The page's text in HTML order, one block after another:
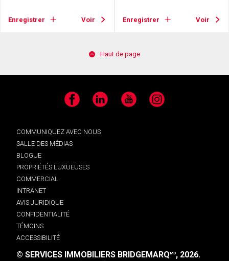
Enregistrer Voir Enregistrer Voir
Haut de page
Facebook LinkedIn YouTube Instagram
COMMUNIQUEZ AVEC NOUS
SALLE DES MÉDIAS
BLOGUE
PROPRIÉTÉS LUXUEUSES
COMMERCIAL
INTRANET
AVIS JURIDIQUE
CONFIDENTIALITÉ
TÉMOINS
ACCESSIBILITÉ
© SERVICES IMMOBILIERS BRIDGEMARQMD, 2026.